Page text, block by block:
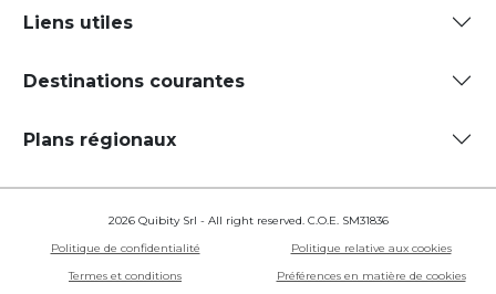
Liens utiles
Destinations courantes
Plans régionaux
2026 Quibity Srl - All right reserved. C.O.E. SM31836
Politique de confidentialité
Politique relative aux cookies
Termes et conditions
Préférences en matière de cookies